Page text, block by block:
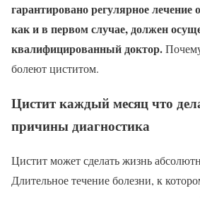
гарантировано регулярное лечение
как и в первом случае, должен
квалифицированный доктор.
болеют циститом.
Цистит каждый месяц что
причины диагностика
Цистит может сделать жизнь
Длительное течение болезни, к